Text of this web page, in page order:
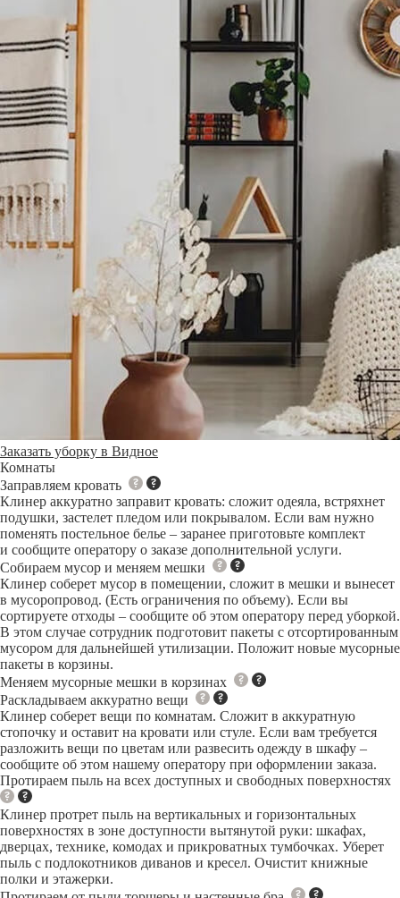
Заказать уборку в Видное
Комнаты
Заправляем кровать
Клинер аккуратно заправит кровать: сложит одеяла, встряхнет
подушки, застелет пледом или покрывалом. Если вам нужно
поменять постельное белье – заранее приготовьте комплект
и сообщите оператору о заказе дополнительной услуги.
Собираем мусор и меняем мешки
Клинер соберет мусор в помещении, сложит в мешки и вынесет
в мусоропровод. (Есть ограничения по объему). Если вы
сортируете отходы – сообщите об этом оператору перед уборкой.
В этом случае сотрудник подготовит пакеты с отсортированным
мусором для дальнейшей утилизации. Положит новые мусорные
пакеты в корзины.
Меняем мусорные мешки в корзинах
Раскладываем аккуратно вещи
Клинер соберет вещи по комнатам. Сложит в аккуратную
стопочку и оставит на кровати или стуле. Если вам требуется
разложить вещи по цветам или развесить одежду в шкафу –
сообщите об этом нашему оператору при оформлении заказа.
Протираем пыль на всех доступных и свободных поверхностях
Клинер протрет пыль на вертикальных и горизонтальных
поверхностях в зоне доступности вытянутой руки: шкафах,
дверцах, технике, комодах и прикроватных тумбочках. Уберет
пыль с подлокотников диванов и кресел. Очистит книжные
полки и этажерки.